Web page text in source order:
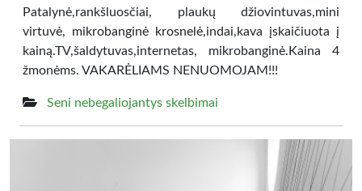
Patalynė,rankšluosčiai, plaukų džiovintuvas,mini
virtuvė, mikrobanginė krosnelė,indai,kava įskaičiuota į
kainą.TV,šaldytuvas,internetas, mikrobanginė.Kaina 4
žmonėms. VAKARĖLIAMS NENUOMOJAM!!!
Seni nebegaliojantys skelbimai